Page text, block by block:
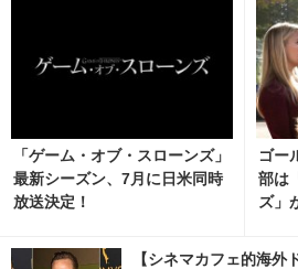
「ゲーム・オブ・スローンズ」
最新シーズン、7月に日米同時
放送決定！
ゴー
部は
ズ」
【シネマカフェ的海